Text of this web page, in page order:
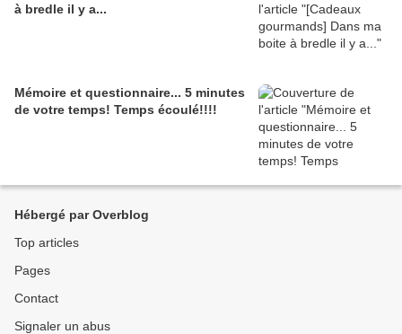
à bredle il y a...
Mémoire et questionnaire... 5 minutes
de votre temps! Temps écoulé!!!!
Hébergé par Overblog
Top articles
Pages
Contact
Signaler un abus